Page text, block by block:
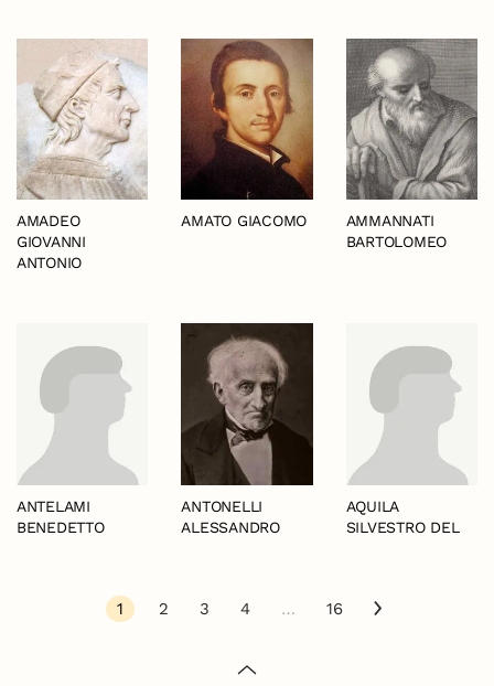
AMADEO
GIOVANNI
ANTONIO
AMATO GIACOMO
AMMANNATI
BARTOLOMEO
ANTELAMI
BENEDETTO
ANTONELLI
ALESSANDRO
AQUILA
SILVESTRO DEL
1 2 3 4 … 16